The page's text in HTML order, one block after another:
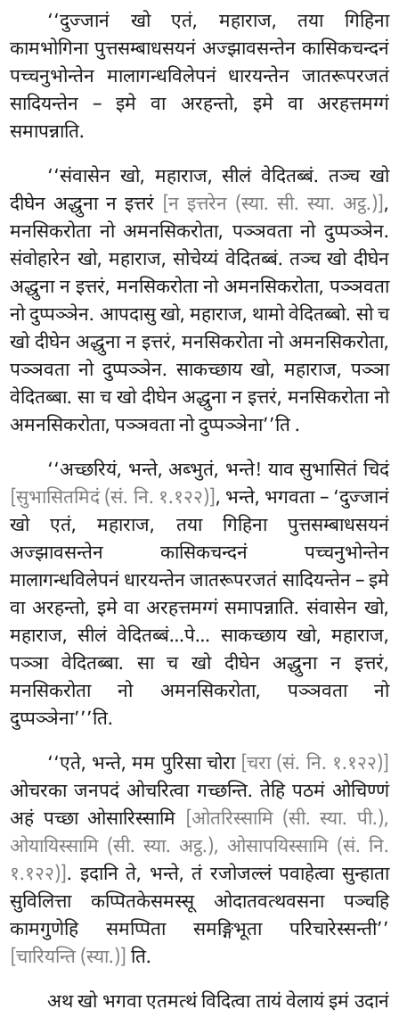
‘‘दुज्जानं खो एतं, महाराज, तया गिहिना
कामभोगिना पुत्तसम्बाधसयनं अज्झावसन्तेन कासिकचन्दनं
पच्चनुभोन्तेन मालागन्धविलेपनं धारयन्तेन जातरूपरजतं
सादियन्तेन – इमे वा अरहन्तो, इमे वा अरहत्तमग्गं
समापन्नाति.
‘‘संवासेन खो, महाराज, सीलं वेदितब्बं. तञ्च खो
दीघेन अद्धुना न इत्तरं [न इत्तरेन (स्या. सी. स्या. अट्ठ.)],
मनसिकरोता नो अमनसिकरोता, पञ्ञवता नो दुप्पञ्ञेन.
संवोहारेन खो, महाराज, सोचेय्यं वेदितब्बं. तञ्च खो दीघेन
अद्धुनान इत्तरं, मनसिकरोता नो अमनसिकरोता, पञ्ञवता
नो दुप्पञ्ञेन. आपदासु खो, महाराज, थामो वेदितब्बो. सो च
खो दीघेन अद्धुना न इत्तरं, मनसिकरोता नो अमनसिकरोता,
पञ्ञवता नो दुप्पञ्ञेन. साकच्छाय खो, महाराज, पञ्ञा
वेदितब्बा. सा च खो दीघेन अद्धुना न इत्तरं, मनसिकरोता नो
अमनसिकरोता, पञ्ञवता नो दुप्पञ्ञेना’’ति.
‘‘अच्छरियं, भन्ते, अब्भुतं, भन्ते! याव सुभासितं चिदं
[सुभासितमिदं (सं. नि. १.१२२)], भन्ते, भगवता – ‘दुज्जानं
खो एतं, महाराज, तया गिहिना पुत्तसम्बाधसयनं
अज्झावसन्तेन कासिकचन्दनं पच्चनुभोन्तेन
मालागन्धविलेपनं धारयन्तेन जातरूपरजतं सादियन्तेन – इमे
वा अरहन्तो, इमे वा अरहत्तमग्गं समापन्नाति. संवासेन खो,
महाराज, सीलं वेदितब्बं…पे… साकच्छाय खो, महाराज,
पञ्ञा वेदितब्बा. सा च खो दीघेन अद्धुना न इत्तरं,
मनसिकरोता नो अमनसिकरोता, पञ्ञवता नो
दुप्पञ्ञेना’’’ति.
‘‘एते, भन्ते, मम पुरिसा चोरा [चरा (सं. नि. १.१२२)]
ओचरका जनपदं ओचरित्वा गच्छन्ति. तेहि पठमं ओचिण्णं
अहं पच्छा ओसारिस्सामि [ओतरिस्सामि (सी. स्या. पी.),
ओयायिस्सामि (सी. स्या. अट्ठ.), ओसापयिस्सामि (सं. नि.
१.१२२)]. इदानि ते, भन्ते, तं रजोजल्लं पवाहेत्वा सुन्हाता
सुविलित्ता कप्पितकेसमस्सू ओदातवत्थवसना पञ्चहि
कामगुणेहि समप्पिता समङ्गिभूता परिचारेस्सन्ती’’
[चारियन्ति (स्या.)] ति.
अथ खो भगवा एतमत्थं विदित्वा तायं वेलायं इमं उदानं